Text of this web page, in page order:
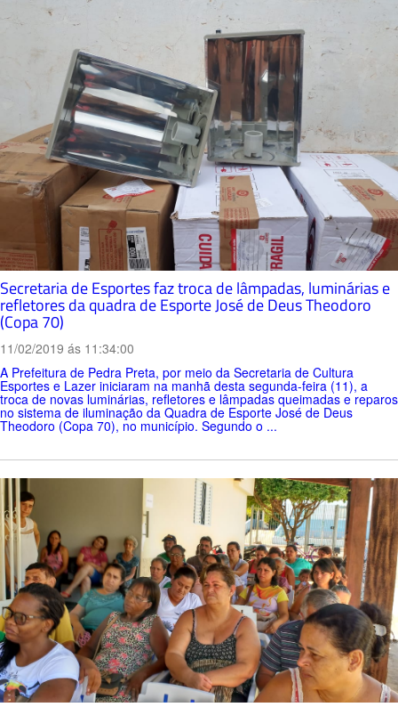
Secretaria de Esportes faz troca de lâmpadas, luminárias e
refletores da quadra de Esporte José de Deus Theodoro
(Copa 70)
11/02/2019 ás 11:34:00
A Prefeitura de Pedra Preta, por meio da Secretaria de Cultura
Esportes e Lazer iniciaram na manhã desta segunda-feira (11), a
troca de novas luminárias, refletores e lâmpadas queimadas e reparos
no sistema de iluminação da Quadra de Esporte José de Deus
Theodoro (Copa 70), no município. Segundo o ...